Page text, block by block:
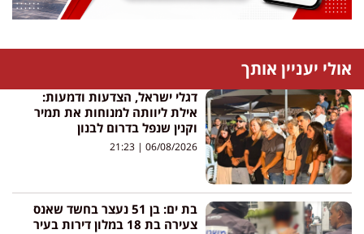
אולי יעניין אותך
דגלי ישראל, הצדעות ודמעות:
אילת ליוותה למנוחות את תמיר
וקנין שנפל בדרום לבנון
06/08/2026
בת ים: בן 51 נעצר בחשד שאנס
צעירה בת 18 במלון דירות בעיר